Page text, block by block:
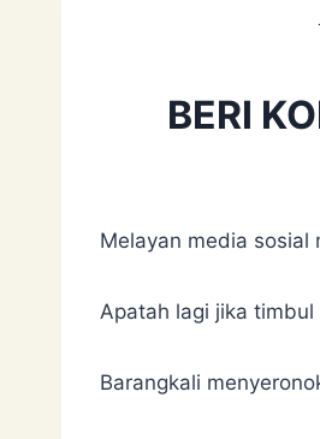
BERI
Melayan media sosial
Apatah lagi jika
Barangkali